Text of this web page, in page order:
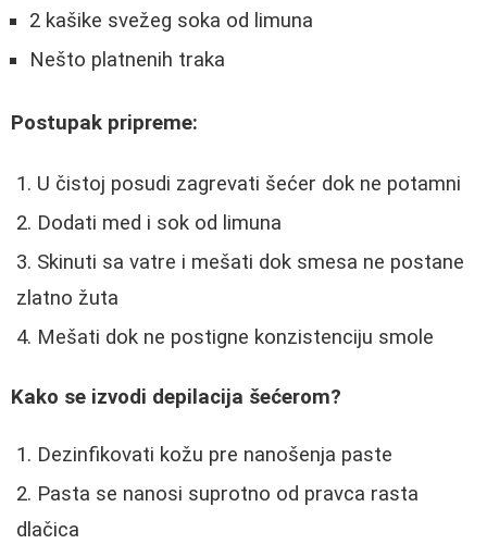
2 kašike svežeg soka od limuna
Nešto platnenih traka
Postupak pripreme:
U čistoj posudi zagrevati šećer dok ne potamni
Dodati med i sok od limuna
Skinuti sa vatre i mešati dok smesa ne postane
zlatno žuta
Mešati dok ne postigne konzistenciju smole
Kako se izvodi depilacija šećerom?
Dezinfikovati kožu pre nanošenja paste
Pasta se nanosi suprotno od pravca rasta
dlačica